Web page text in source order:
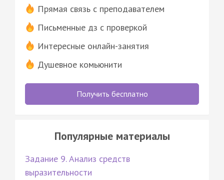
Прямая связь с преподавателем
Письменные дз с проверкой
Интересные онлайн-занятия
Душевное комьюнити
Получить бесплатно
Популярные материалы
Задание 9. Анализ средств
выразительности